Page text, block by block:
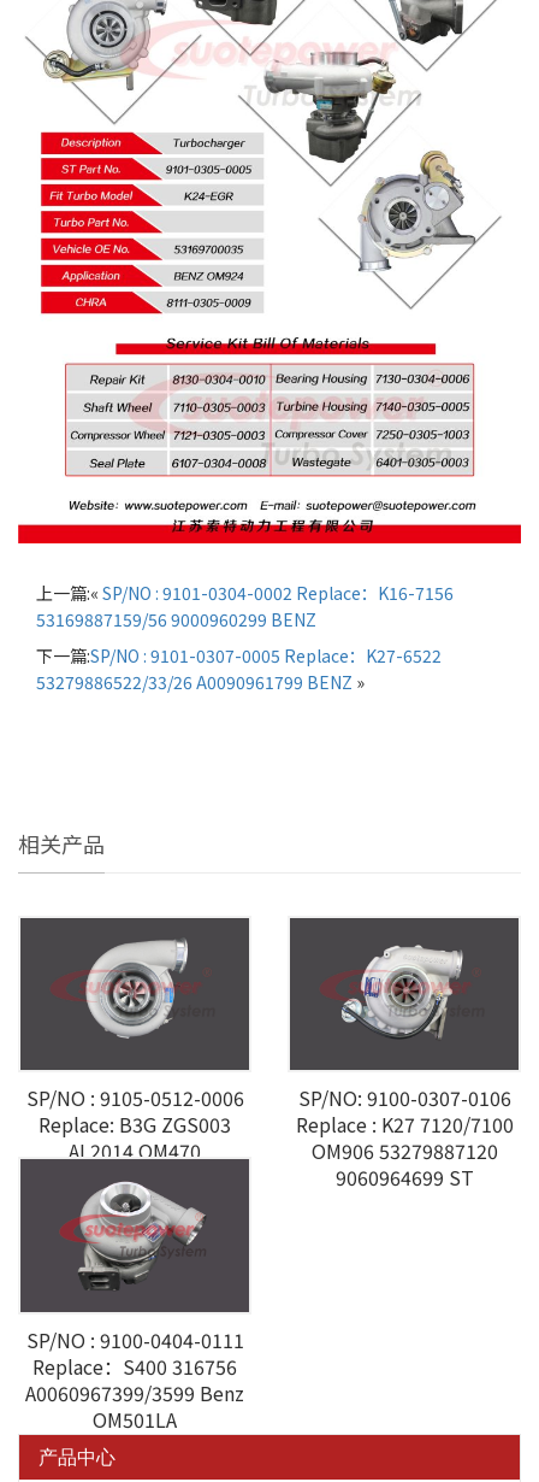
上一篇:« SP/NO : 9101-0304-0002 Replace：K16-7156
53169887159/56 9000960299 BENZ
下一篇:SP/NO : 9101-0307-0005 Replace：K27-6522
53279886522/33/26 A0090961799 BENZ »
相关产品
SP/NO : 9105-0512-0006
Replace: B3G ZGS003
AL2014 OM470
A4700903180
SP/NO: 9100-0307-0106
Replace : K27 7120/7100
OM906 53279887120
9060964699 ST
SP/NO : 9100-0404-0111
Replace：S400 316756
A0060967399/3599 Benz
OM501LA
产品中心